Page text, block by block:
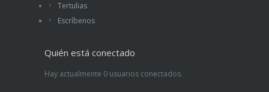
Tertulias
Escríbenos
Quién está conectado
Hay actualmente 0 usuarios conectados.